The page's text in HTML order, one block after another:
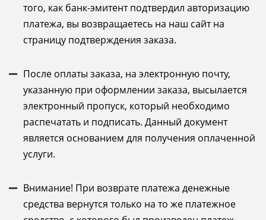
того, как банк-эмитент подтвердил авторизацию
платежа, вы возвращаетесь на наш сайт на
страницу подтверждения заказа.
После оплаты заказа, на электронную почту,
указанную при оформлении заказа, высылается
электронный пропуск, который необходимо
распечатать и подписать. Данный документ
является основанием для получения оплаченной
услуги.
Внимание! При возврате платежа денежные
средства вернутся только на то же платежное